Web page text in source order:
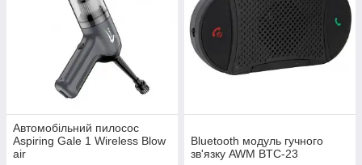
Автомобільний пилосос
Aspiring Gale 1 Wireless Blow
air
Bluetooth модуль гучного
зв'язку AWM BTC-23